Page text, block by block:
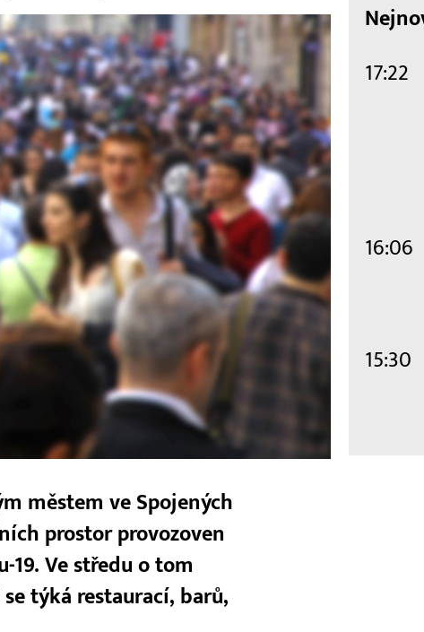
městem ve Spojených
prostor provozoven
Ve středu o tom
týká restaurací, barů,
17:22
16:06
15:30